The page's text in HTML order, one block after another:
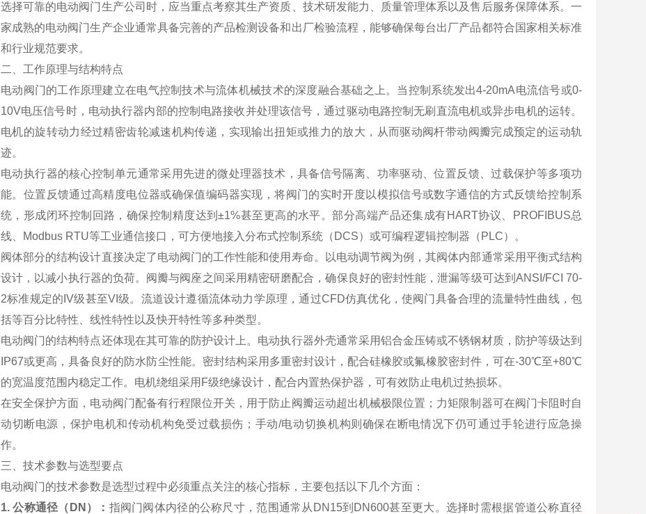
选择可靠的电动阀门生产公司时，应当重点考察其生产资质、技术研发能力、质量管理体系以及售后服务保障体系。一
家成熟的电动阀门生产企业通常具备完善的产品检测设备和出厂检验流程，能够确保每台出厂产品都符合国家相关标准
和行业规范要求。
二、工作原理与结构特点
电动阀门的工作原理建立在电气控制技术与流体机械技术的深度融合基础之上。当控制系统发出4-20mA电流信号或0-
10V电压信号时，电动执行器内部的控制电路接收并处理该信号，通过驱动电路控制无刷直流电机或异步电机的运转。
电机的旋转动力经过精密齿轮减速机构传递，实现输出扭矩或推力的放大，从而驱动阀杆带动阀瓣完成预定的运动轨
迹。
电动执行器的核心控制单元通常采用先进的微处理器技术，具备信号隔离、功率驱动、位置反馈、过载保护等多项功
能。位置反馈通过高精度电位器或确保值编码器实现，将阀门的实时开度以模拟信号或数字通信的方式反馈给控制系
统，形成闭环控制回路，确保控制精度达到±1%甚至更高的水平。部分高端产品还集成有HART协议、PROFIBUS总
线、Modbus RTU等工业通信接口，可方便地接入分布式控制系统（DCS）或可编程逻辑控制器（PLC）。
阀体部分的结构设计直接决定了电动阀门的工作性能和使用寿命。以电动调节阀为例，其阀体内部通常采用平衡式结构
设计，以减小执行器的负荷。阀瓣与阀座之间采用精密研磨配合，确保良好的密封性能，泄漏等级可达到ANSI/FCI 70-
2标准规定的IV级甚至VI级。流道设计遵循流体动力学原理，通过CFD仿真优化，使阀门具备合理的流量特性曲线，包
括等百分比特性、线性特性以及快开特性等多种类型。
电动阀门的结构特点还体现在其可靠的防护设计上。电动执行器外壳通常采用铝合金压铸或不锈钢材质，防护等级达到
IP67或更高，具备良好的防水防尘性能。密封结构采用多重密封设计，配合硅橡胶或氟橡胶密封件，可在-30℃至+80℃
的宽温度范围内稳定工作。电机绕组采用F级绝缘设计，配合内置热保护器，可有效防止电机过热损坏。
在安全保护方面，电动阀门配备有行程限位开关，用于防止阀瓣运动超出机械极限位置；力矩限制器可在阀门卡阻时自
动切断电源，保护电机和传动机构免受过载损伤；手动/电动切换机构则确保在断电情况下仍可通过手轮进行应急操
作。
三、技术参数与选型要点
电动阀门的技术参数是选型过程中必须重点关注的核心指标，主要包括以下几个方面：
1. 公称通径（DN）： 指阀门阀体内径的公称尺寸，范围通常从DN15到DN600甚至更大。选择时需根据管道公称直径